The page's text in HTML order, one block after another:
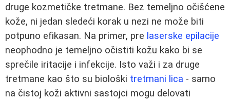
druge kozmetičke tretmane. Bez temeljno očišćene
kože, ni jedan sledeći korak u nezi ne može biti
potpuno efikasan. Na primer, pre laserske epilacije
neophodno je temeljno očistiti kožu kako bi se
sprečile iritacije i infekcije. Isto važi i za druge
tretmane kao što su biološki tretmani lica - samo
na čistoj koži aktivni sastojci mogu delovati